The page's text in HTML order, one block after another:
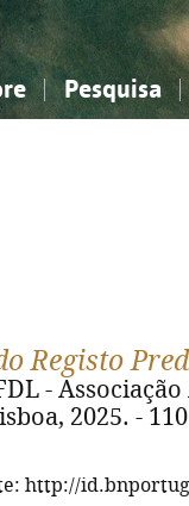
Pesquisa
sociais...
sociais...
Registo
-
2025. -
http://